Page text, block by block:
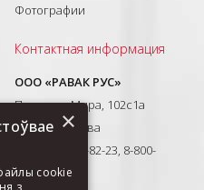
Фотографии
Контактная информация
ООО «РАВАК РУС»
Проспект Мира, 102с1а
129626, Москва
T: +7(495) 710-82-23, 8-800-
333-41-51
×
cookie
з